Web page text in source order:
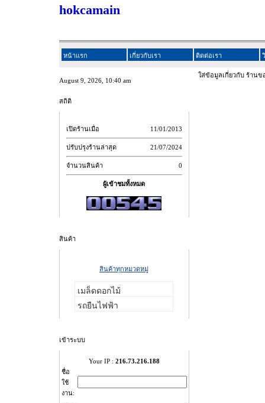
hokcamain
หน้าแรก เกี่ยวกับเรา ติดต่อเรา
August 9, 2026, 10:40 am
สถิติ
เปิดร้านเมื่อ 11/01/2013
ปรับปรุงร้านล่าสุด 21/07/2024
จำนวนสินค้า 0
ผู้เข้าชมทั้งหมด
สินค้า
สินค้าทุกหมวดหมู่
เมล็ดดอกไม้
รถยืนไฟฟ้า
เข้าระบบ
Your IP : 216.73.216.188
ชื่อ
ใช้
งาน:
ใส่ข้อมูลเกี่ยวกับ ร้าน